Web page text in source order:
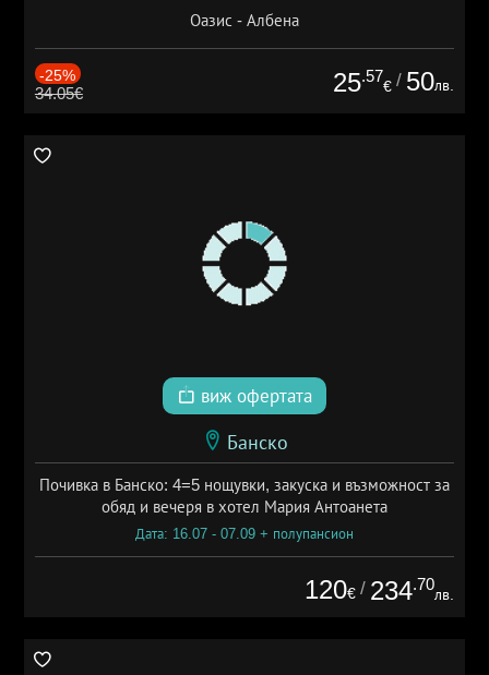
Оазис - Албена
-25%
34.05€ 25.57
€ / 50лв.
виж офертата
Банско
Почивка в Банско: 4=5 нощувки, закуска и възможност за
обяд и вечеря в хотел Мария Антоанета
Дата: 16.07 - 07.09 + полупансион
120€ / 234.70
лв.